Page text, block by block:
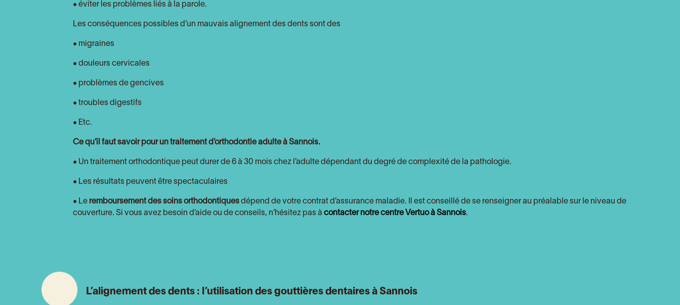
• éviter les problèmes liés à la parole.
Les conséquences possibles d’un mauvais alignement des dents sont des
• migraines
• douleurs cervicales
• problèmes de gencives
• troubles digestifs
• Etc.
Ce qu’il faut savoir pour un traitement d’orthodontie adulte à Sannois.
• Un traitement orthodontique peut durer de 6 à 30 mois chez l’adulte dépendant du degré de complexité de la pathologie.
• Les résultats peuvent être spectaculaires
• Le remboursement des soins orthodontiques dépend de votre contrat d’assurance maladie. Il est conseillé de se renseigner au préalable sur le niveau de
couverture. Si vous avez besoin d’aide ou de conseils, n’hésitez pas à contacter notre centre Vertuo à Sannois.
L’alignement des dents : l’utilisation des gouttières dentaires à Sannois